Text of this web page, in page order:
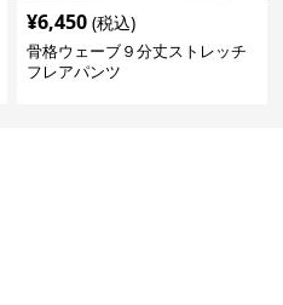
¥6,450 (税込)
骨格ウェーブ９分丈ストレッチ
フレアパンツ